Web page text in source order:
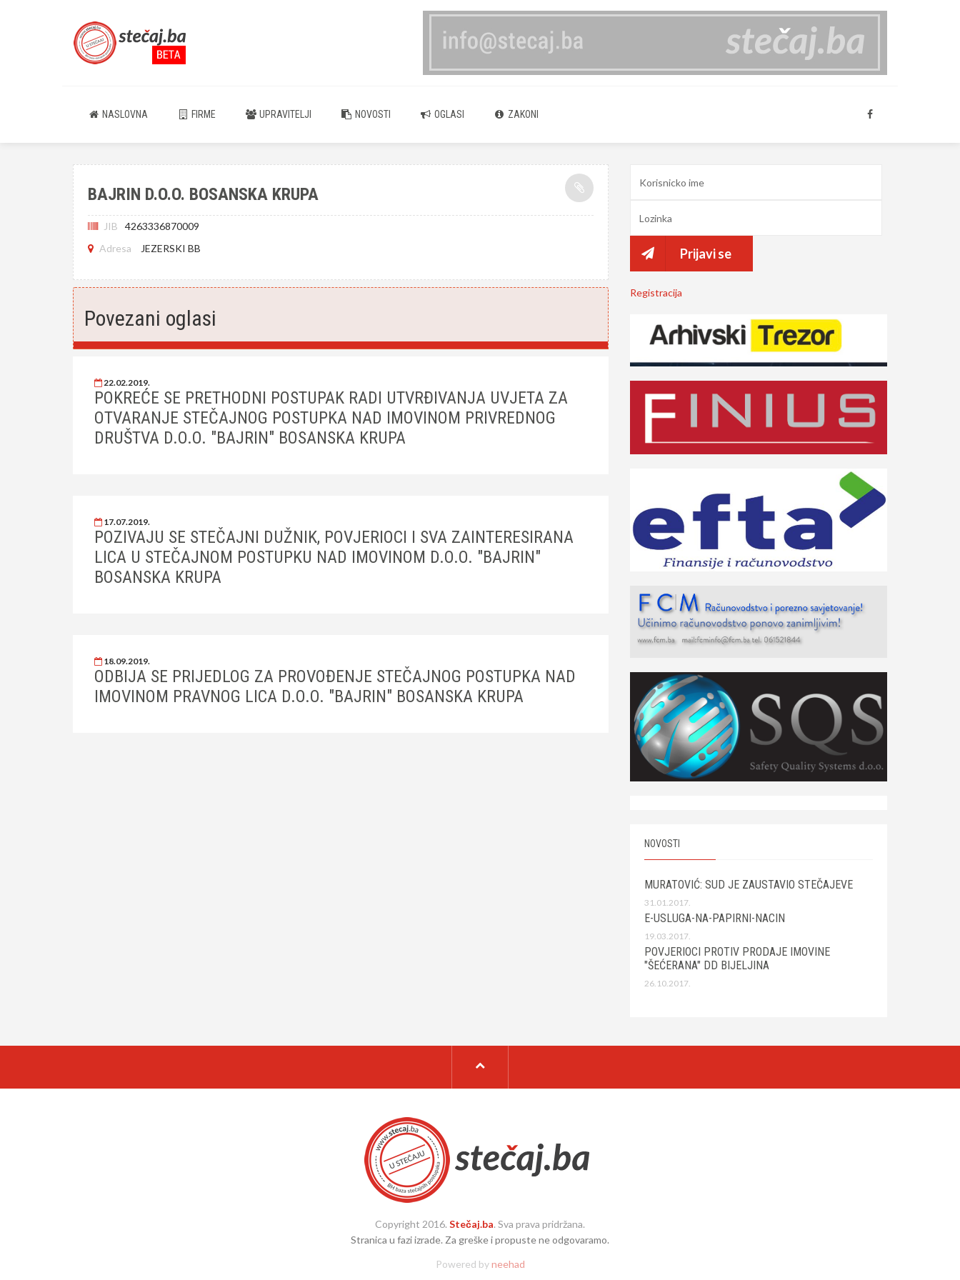
NASLOVNA FIRME UPRAVITELJI NOVOSTI OGLASI ZAKONI
BAJRIN D.O.O. BOSANSKA KRUPA
JIB
4263336870009
Adresa
JEZERSKI BB
Povezani oglasi
22.02.2019.
POKREĆE SE PRETHODNI POSTUPAK RADI UTVRĐIVANJA UVJETA ZA
OTVARANJE STEČAJNOG POSTUPKA NAD IMOVINOM PRIVREDNOG
DRUŠTVA D.O.O. "BAJRIN" BOSANSKA KRUPA
17.07.2019.
POZIVAJU SE STEČAJNI DUŽNIK, POVJERIOCI I SVA ZAINTERESIRANA
LICA U STEČAJNOM POSTUPKU NAD IMOVINOM D.O.O. "BAJRIN"
BOSANSKA KRUPA
18.09.2019.
ODBIJA SE PRIJEDLOG ZA PROVOĐENJE STEČAJNOG POSTUPKA NAD
IMOVINOM PRAVNOG LICA D.O.O. "BAJRIN" BOSANSKA KRUPA
Prijavi se
Registracija
NOVOSTI
MURATOVIĆ: SUD JE ZAUSTAVIO STEČAJEVE
31.01.2017.
E-USLUGA-NA-PAPIRNI-NACIN
19.03.2017.
POVJERIOCI PROTIV PRODAJE IMOVINE
"ŠEĆERANA" DD BIJELJINA
26.10.2017.
Copyright 2016. Stečaj.ba. Sva prava pridržana.
Stranica u fazi izrade. Za greške i propuste ne odgovaramo.
Powered byneehad